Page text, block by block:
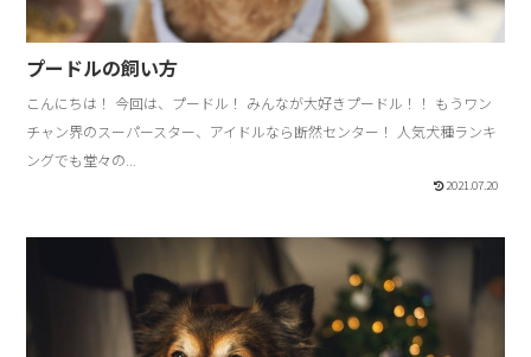
プードルの飼い方
こんにちは！ 今回は、プードル！ みんなが大好きプードル！！ もうワン
チャン界のスーパースター、アイドルなら断然センター！ 人気犬種ランキ
ングでも堂々の...
2021.07.20